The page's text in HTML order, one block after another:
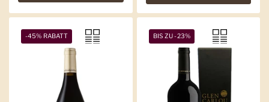
-45% RABATT BIS ZU -23%